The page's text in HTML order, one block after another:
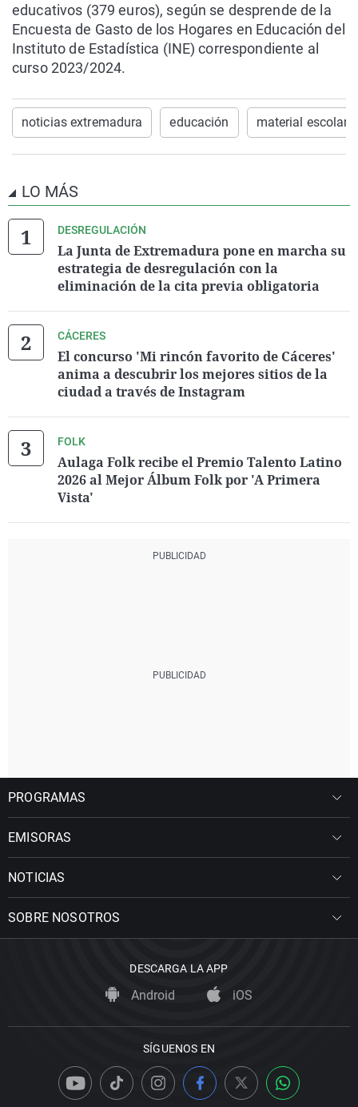
educativos (379 euros), según se desprende de la
Encuesta de Gasto de los Hogares en Educación del
Instituto de Estadística (INE) correspondiente al
curso 2023/2024.
noticias extremadura educación material escolar
LO MÁS
DESREGULACIÓN
La Junta de Extremadura pone en marcha su
estrategia de desregulación con la
eliminación de la cita previa obligatoria
CÁCERES
El concurso 'Mi rincón favorito de Cáceres'
anima a descubrir los mejores sitios de la
ciudad a través de Instagram
FOLK
Aulaga Folk recibe el Premio Talento Latino
2026 al Mejor Álbum Folk por 'A Primera
Vista'
PROGRAMAS
EMISORAS
NOTICIAS
SOBRE NOSOTROS
DESCARGA LA APP
Android iOS
SÍGUENOS EN